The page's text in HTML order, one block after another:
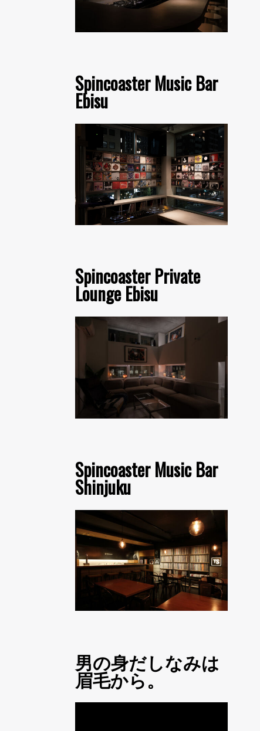
Spincoaster Music Bar
Ebisu
Spincoaster Private
Lounge Ebisu
Spincoaster Music Bar
Shinjuku
男の身だしなみは
眉毛から。